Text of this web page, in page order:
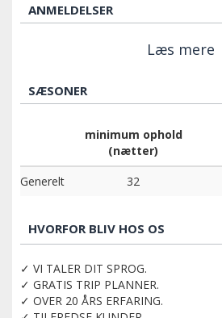
ANMELDELSER
Læs mere
SÆSONER
minimum ophold
(nætter)
Generelt
32
HVORFOR BLIV HOS OS
✓ VI TALER DIT SPROG.
✓ GRATIS TRIP PLANNER.
✓ OVER 20 ÅRS ERFARING.